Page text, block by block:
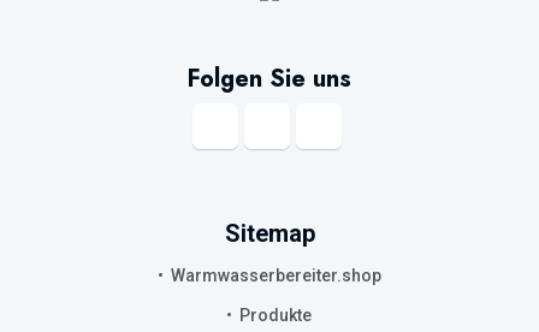
Folgen Sie uns
Sitemap
Warmwasserbereiter.shop
Produkte